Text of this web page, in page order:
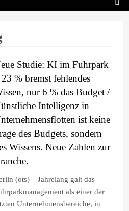
Studie: KI im Fuhrpark
% bremst fehlendes
nur 6 % das Budget /
Intelligenz in
ist keine
des Budgets, sondern
Wissens. Neue Zahlen zur
(ots) – Jahrelang galt das
als einer der
Unternehmensbereiche, in